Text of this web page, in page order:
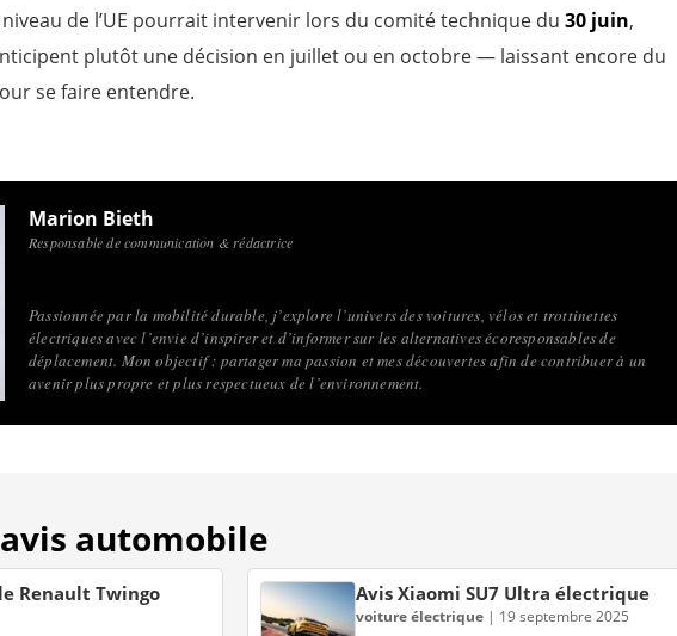
de l’UE pourrait intervenir lors du comité technique du 30 juin,
plutôt une décision en juillet ou en octobre — laissant encore du
se faire entendre.
Marion Bieth
Responsable de communication & rédactrice
Passionnée par la mobilité durable, j’explore l’univers des voitures, vélos et trottinettes
électriques avec l’envie d’inspirer et d’informer sur les alternatives écoresponsables de
déplacement. Mon objectif : partager ma passion et mes découvertes afin de contribuer à un
avenir plus propre et plus respectueux de l’environnement.
automobile
Renault Twingo
Avis Xiaomi SU7 Ultra électrique
voiture électrique| 19 septembre 2025